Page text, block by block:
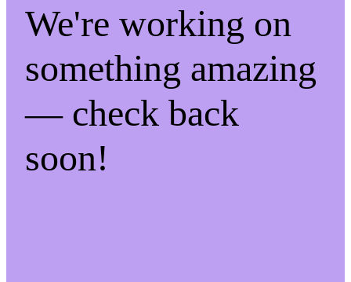
We're working on
something amazing
— check back
soon!